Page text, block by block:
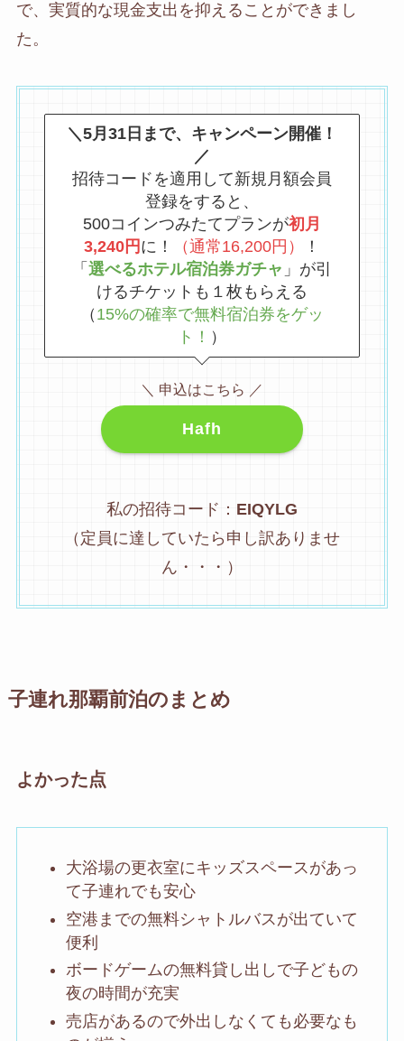
で、実質的な現金支出を抑えることができまし
た。
＼5月31日まで、キャンペーン開催！
／
招待コードを適用して新規月額会員
登録をすると、
500コインつみたてプランが初月
3,240円 に！ （通常16,200円）
！
「 選べるホテル宿泊券ガチャ 」が引
けるチケットも１枚もらえる
（ 15%の確率で無料宿泊券をゲッ
ト！ ）
＼ 申込はこちら ／
Hafh
私の招待コード： EIQYLG
（定員に達していたら申し訳ありませ
ん・・・）
子連れ那覇前泊のまとめ
よかった点
大浴場の更衣室にキッズスペースがあっ
て子連れでも安心
空港までの無料シャトルバスが出ていて
便利
ボードゲームの無料貸し出しで子どもの
夜の時間が充実
売店があるので外出しなくても必要なも